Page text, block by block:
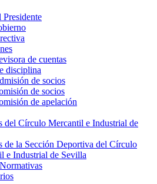
de cuentas
disciplina
de socios
de socios
de apelación
del Círculo Mercantil e Industrial de
de la Sección Deportiva del Círculo
e Industrial de Sevilla